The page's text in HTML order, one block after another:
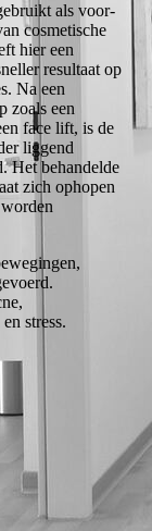
als voor-
cosmetische
hier een
resultaat op
Na een
zoals een
face lift, is de
liggend
Het behandelde
zich ophopen
stress.